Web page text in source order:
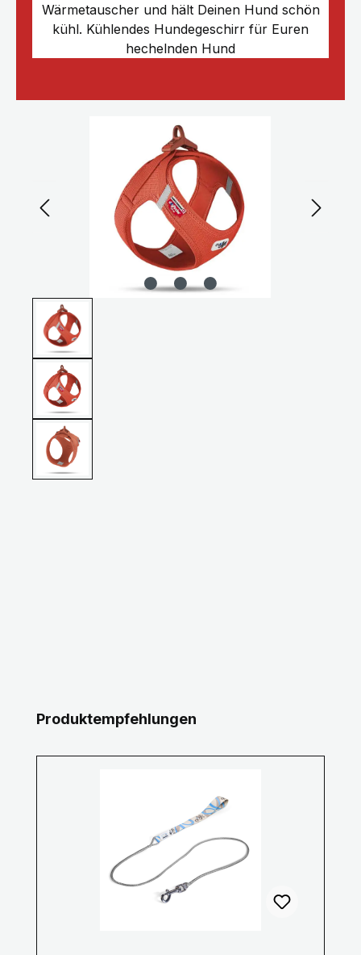
Wärmetauscher und hält Deinen Hund schön
kühl. Kühlendes Hundegeschirr für Euren
hechelnden Hund
Bildergalerie überspringen
Produktgalerie überspringen
Produktempfehlungen